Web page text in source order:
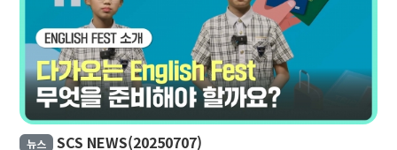
뉴스 SCS NEWS(20250707)